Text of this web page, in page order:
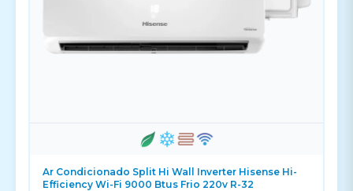
Ar Condicionado Split Hi Wall Inverter Hisense Hi-
Efficiency Wi-Fi 9000 Btus Frio 220v R-32